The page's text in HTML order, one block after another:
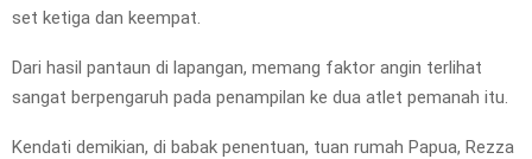
set ketiga dan keempat.
Dari hasil pantaun di lapangan, memang faktor angin terlihat
sangat berpengaruh pada penampilan ke dua atlet pemanah itu.
Kendati demikian, di babak penentuan, tuan rumah Papua, Rezza